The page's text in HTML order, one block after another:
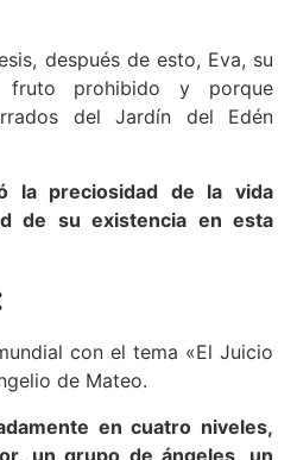
después de esto, Eva, su
fruto prohibido y porque
del Jardín del Edén
la preciosidad de la vida
de su existencia en esta
con el tema «El Juicio
de Mateo.
en cuatro niveles,
un grupo de ángeles, un